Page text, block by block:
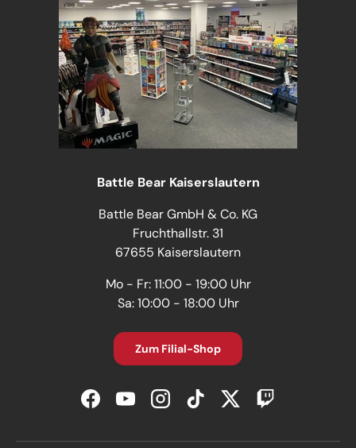
Battle Bear Kaiserslautern
Battle Bear GmbH & Co. KG
Fruchthallstr. 31
67655 Kaiserslautern
Mo - Fr: 11:00 - 19:00 Uhr
Sa: 10:00 - 18:00 Uhr
Zum Filial-Shop
FacebookYouTubeInstagramTikTokTwitterTwitch